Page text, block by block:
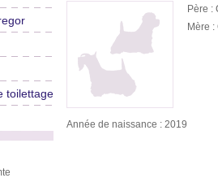
toilettage
Année de naissance : 2019
Père :
Mère